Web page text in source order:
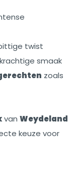
twist
smaak
zoals
van Weydeland
keuze voor